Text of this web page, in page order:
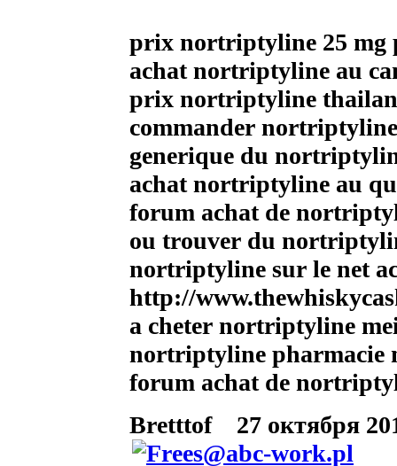
prix nortriptyline 25 mg
achat nortriptyline au
prix nortriptyline
commander
generique du
achat nortriptyline au
forum achat de
ou trouver du
nortriptyline sur le net
http://
a cheter nortriptyline
nortriptyline pharmacie
forum achat de
Bretttof
27 октября